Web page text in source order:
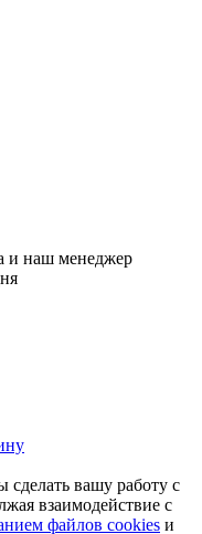
и наш менеджер
сделать вашу работу с
взаимодействие с
файлов cookies и